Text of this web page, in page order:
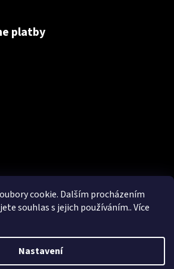
cookie. Dalším procházením
souhlas s jejich používáním.. Více
Nastavení
platby